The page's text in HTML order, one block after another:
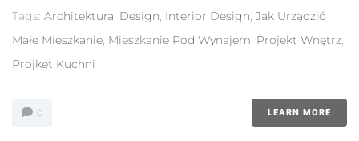
Tags: Architektura, Design, Interior Design, Jak Urządzić
Małe Mieszkanie, Mieszkanie Pod Wynajem, Projekt Wnętrz,
Projket Kuchni
0 LEARN MORE